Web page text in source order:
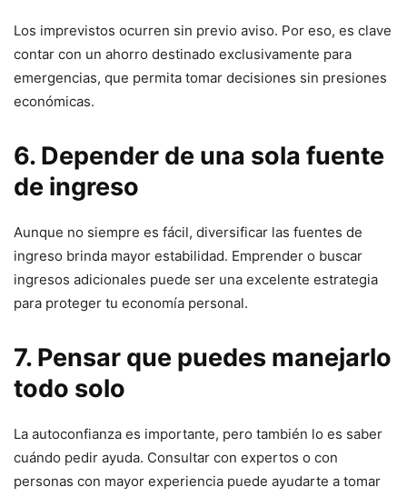
Los imprevistos ocurren sin previo aviso. Por eso, es clave
contar con un ahorro destinado exclusivamente para
emergencias, que permita tomar decisiones sin presiones
económicas.
6. Depender de una sola fuente
de ingreso
Aunque no siempre es fácil, diversificar las fuentes de
ingreso brinda mayor estabilidad. Emprender o buscar
ingresos adicionales puede ser una excelente estrategia
para proteger tu economía personal.
7. Pensar que puedes manejarlo
todo solo
La autoconfianza es importante, pero también lo es saber
cuándo pedir ayuda. Consultar con expertos o con
personas con mayor experiencia puede ayudarte a tomar